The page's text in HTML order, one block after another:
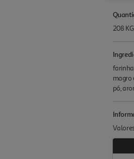
208 KG
farinha
magro
pó,